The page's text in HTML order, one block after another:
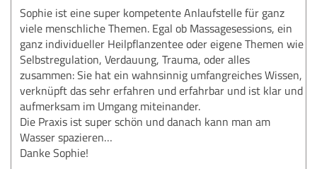
Sophie ist eine super kompetente Anlaufstelle für ganz
viele menschliche Themen. Egal ob Massagesessions, ein
ganz individueller Heilpflanzentee oder eigene Themen wie
Selbstregulation, Verdauung, Trauma, oder alles
zusammen: Sie hat ein wahnsinnig umfangreiches Wissen,
verknüpft das sehr erfahren und erfahrbar und ist klar und
aufmerksam im Umgang miteinander.
Die Praxis ist super schön und danach kann man am
Wasser spazieren…
Danke Sophie!